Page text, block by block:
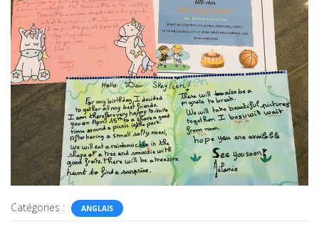
Catégories : ANGLAIS